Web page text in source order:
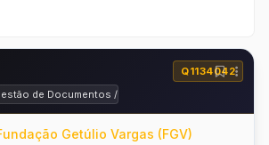
Q1134042
de Documentos / Arquivos Corrente e
Getúlio Vargas (FGV)